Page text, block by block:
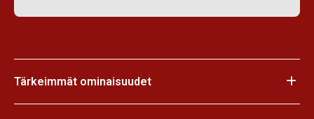
Tärkeimmät ominaisuudet